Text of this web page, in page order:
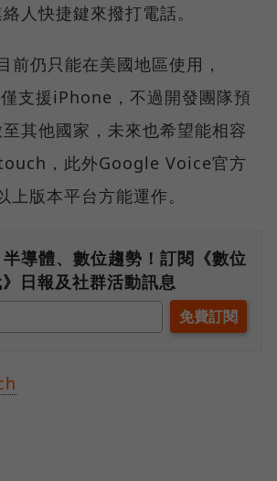
人快捷鍵來撥打電話。
仍只能在美國地區使用，
支援iPhone，不過開發團隊預
其他國家，未來也希望能相容
，此外Google Voice官方
版本平台方能運作。
導體、數位趨勢！訂閱《數位
日報及社群活動訊息